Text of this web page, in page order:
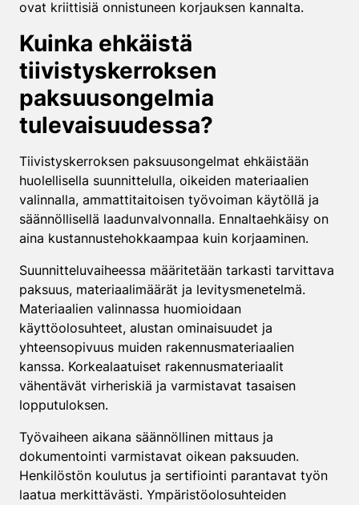
ovat kriittisiä onnistuneen korjauksen kannalta.
Kuinka ehkäistä
tiivistyskerroksen
paksuusongelmia
tulevaisuudessa?
Tiivistyskerroksen paksuusongelmat ehkäistään
huolellisella suunnittelulla, oikeiden materiaalien
valinnalla, ammattitaitoisen työvoiman käytöllä ja
säännöllisellä laadunvalvonnalla. Ennaltaehkäisy on
aina kustannustehokkaampaa kuin korjaaminen.
Suunnitteluvaiheessa määritetään tarkasti tarvittava
paksuus, materiaalimäärät ja levitysmenetelmä.
Materiaalien valinnassa huomioidaan
käyttöolosuhteet, alustan ominaisuudet ja
yhteensopivuus muiden rakennusmateriaalien
kanssa. Korkealaatuiset rakennusmateriaalit
vähentävät virheriskiä ja varmistavat tasaisen
lopputuloksen.
Työvaiheen aikana säännöllinen mittaus ja
dokumentointi varmistavat oikean paksuuden.
Henkilöstön koulutus ja sertifiointi parantavat työn
laatua merkittävästi. Ympäristöolosuhteiden